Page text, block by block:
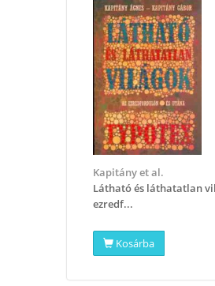
Kapitány et al.
Látható és láthatatlan
ezredf...
Kosárba